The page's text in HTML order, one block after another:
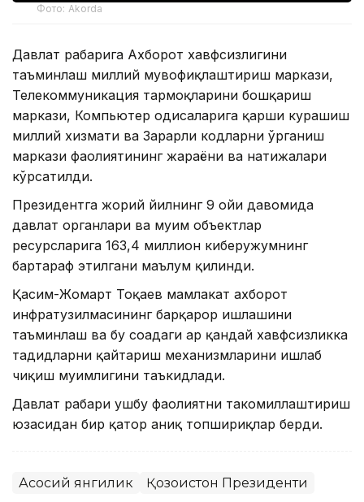
Фото: Akorda
Давлат раҳбарига Ахборот хавфсизлигини
таъминлаш миллий мувофиқлаштириш маркази,
Телекоммуникация тармоқларини бошқариш
маркази, Компьютер ҳодисаларига қарши курашиш
миллий хизмати ва Зарарли кодларни ўрганиш
маркази фаолиятининг жараёни ва натижалари
кўрсатилди.
Президентга жорий йилнинг 9 ойи давомида
давлат органлари ва муҳим объектлар
ресурсларига 163,4 миллион киберҳужумнинг
бартараф этилгани маълум қилинди.
Қасим-Жомарт Тоқаев мамлакат ахборот
инфратузилмасининг барқарор ишлашини
таъминлаш ва бу соҳадаги ҳар қандай хавфсизликка
таҳдидларни қайтариш механизмларини ишлаб
чиқиш муҳимлигини таъкидлади.
Давлат раҳбари ушбу фаолиятни такомиллаштириш
юзасидан бир қатор аниқ топшириқлар берди.
Асосий янгилик Қозоғистон Президенти